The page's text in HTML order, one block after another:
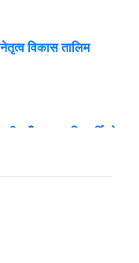
विकास तालिम
पाँच घन्टापछि फर्कियो